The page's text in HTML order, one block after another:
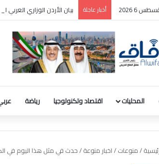
6 2026 أخبار عاجلة بيان الأردن الوزاري
المحليات اقتصاد وتكنولوجيا رياضة
/منوعات/اخبار منوعة/حدث في مثل هذا اليوم في الكويت..